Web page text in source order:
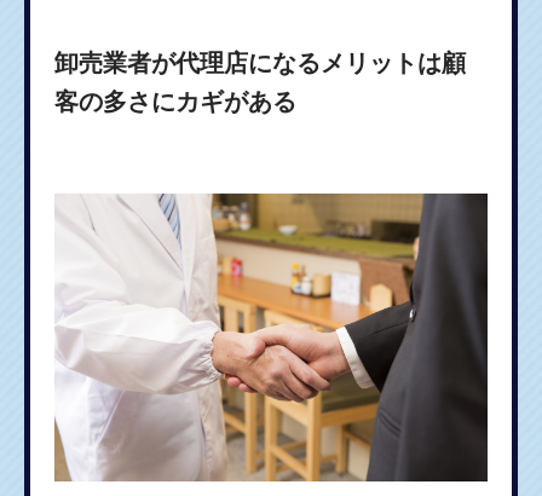
卸売業者が代理店になるメリットは顧
客の多さにカギがある